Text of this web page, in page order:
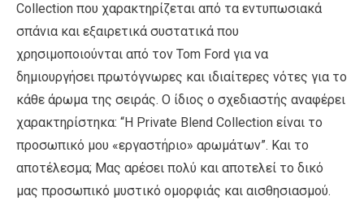
Collection που χαρακτηρίζεται από τα εντυπωσιακά
σπάνια και εξαιρετικά συστατικά που
χρησιμοποιούνται από τον Tom Ford για να
δημιουργήσει πρωτόγνωρες και ιδιαίτερες νότες για το
κάθε άρωμα της σειράς. Ο ίδιος ο σχεδιαστής αναφέρει
χαρακτηρίστηκα: “Η Private Blend Collection είναι το
προσωπικό μου «εργαστήριο» αρωμάτων”. Και το
αποτέλεσμα; Μας αρέσει πολύ και αποτελεί το δικό
μας προσωπικό μυστικό ομορφιάς και αισθησιασμού.